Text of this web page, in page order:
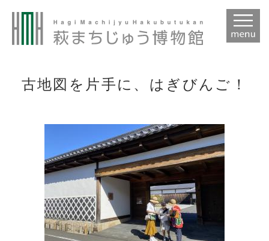
古地図を片手に、はぎびんご！